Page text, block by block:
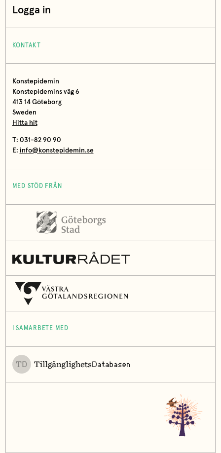
Logga in
KONTAKT
Konstepidemin
Konstepidemins väg 6
413 14 Göteborg
Sweden
Hitta hit
T: 031-82 90 90
E: info@konstepidemin.se
MED STÖD FRÅN
I SAMARBETE MED